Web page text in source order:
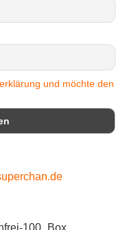
und möchte den